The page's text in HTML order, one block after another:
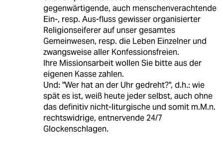
gegenwärtigende, auch menschenverachtende
Ein-, resp. Aus-fluss gewisser organisierter
Religionseiferer auf unser gesamtes
Gemeinwesen, resp. die Leben Einzelner und
zwangsweise aller Konfessionsfreien.
Ihre Missionsarbeit wollen Sie bitte aus der
eigenen Kasse zahlen.
Und: "Wer hat an der Uhr gedreht?", d.h.: wie
spät es ist, weiß heute jeder selbst, auch ohne
das definitiv nicht-liturgische und somit m.M.n.
rechtswidrige, entnervende 24/7
Glockenschlagen.